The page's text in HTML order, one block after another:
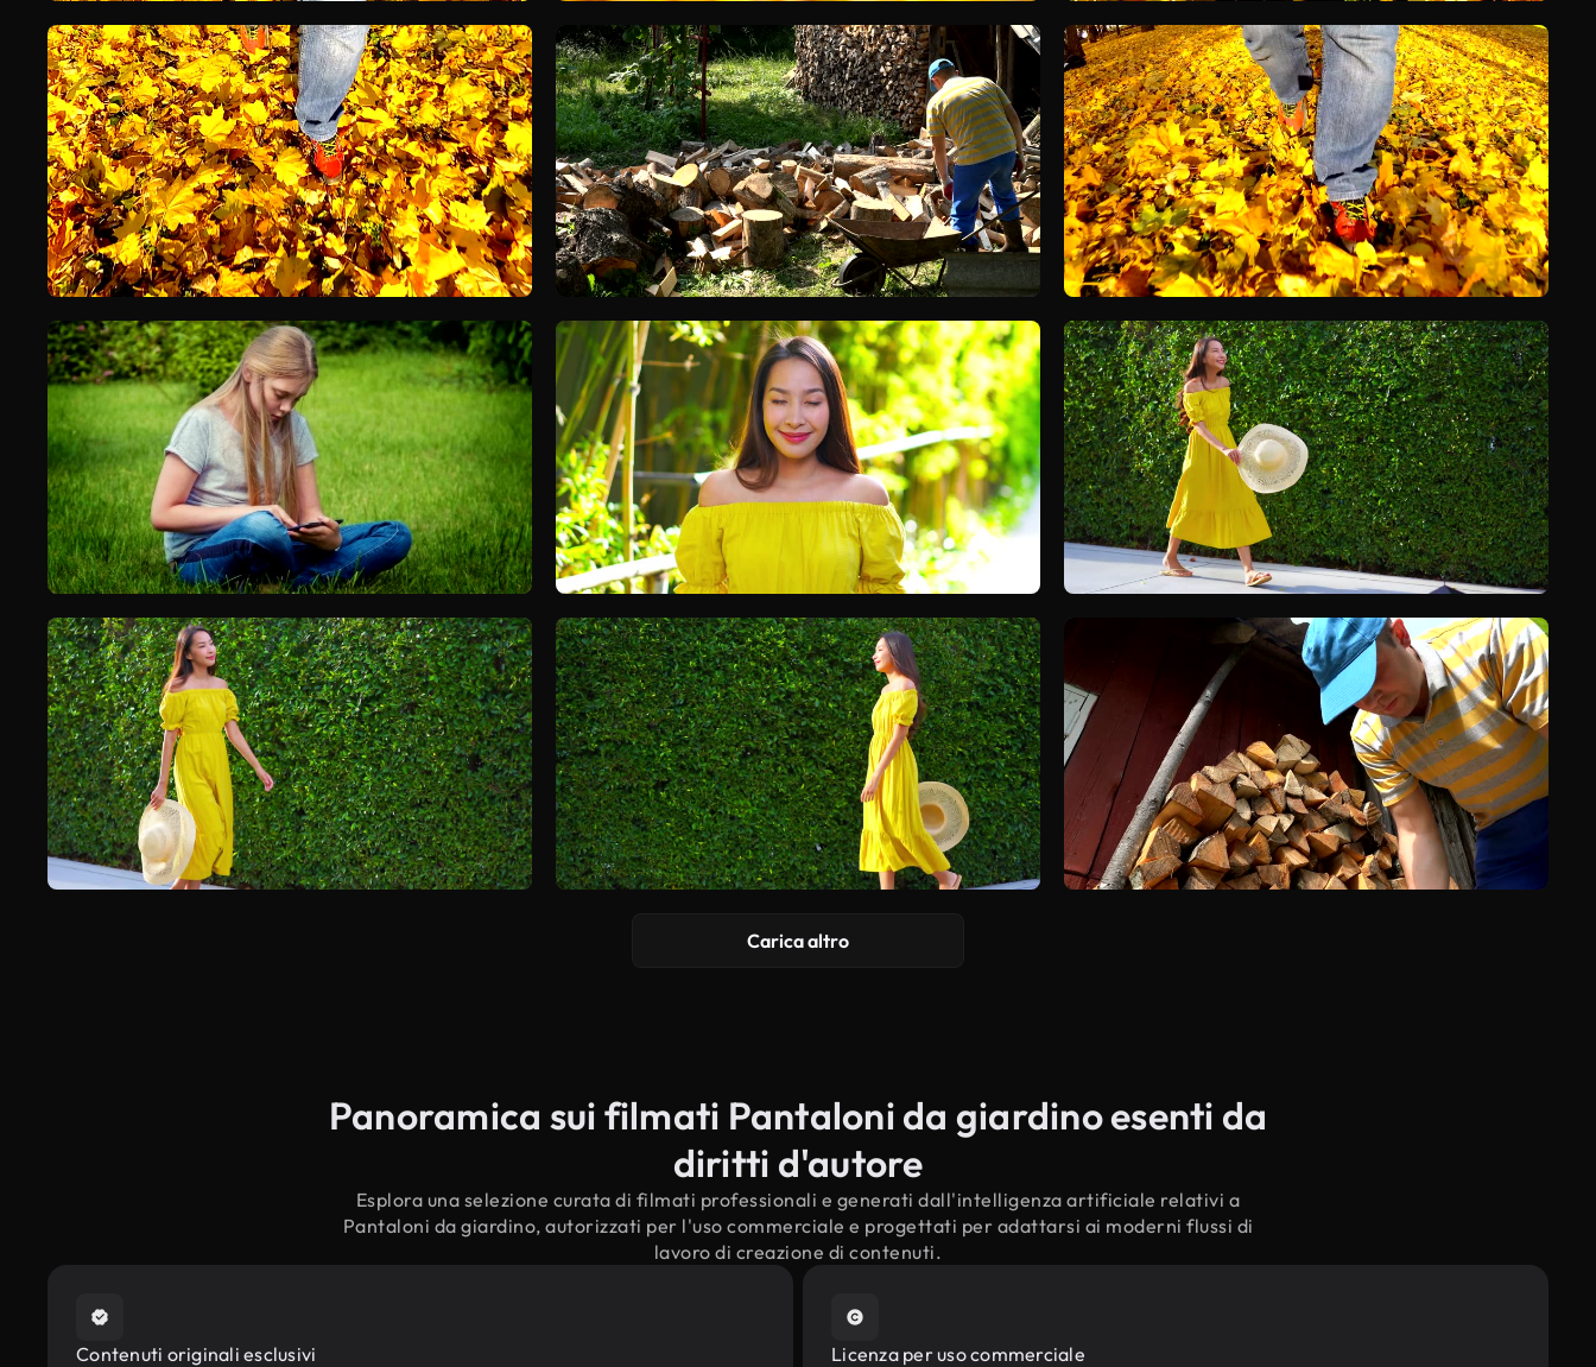
Carica altro
Panoramica sui filmati Pantaloni da giardino esenti da
diritti d'autore
Esplora una selezione curata di filmati professionali e generati dall'intelligenza artificiale relativi a
Pantaloni da giardino, autorizzati per l'uso commerciale e progettati per adattarsi ai moderni flussi di
lavoro di creazione di contenuti.
Contenuti originali esclusivi Licenza per uso commerciale